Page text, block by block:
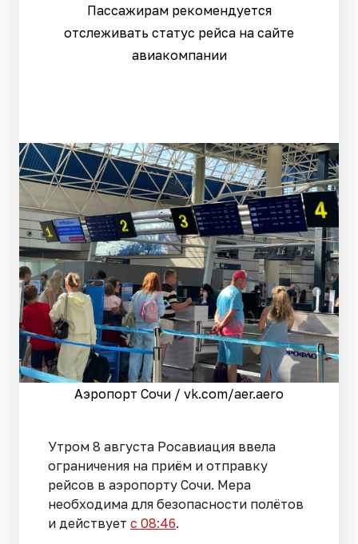
Пассажирам рекомендуется
отслеживать статус рейса на сайте
авиакомпании
Аэропорт Сочи / vk.com/aer.aero
Утром 8 августа Росавиация ввела
ограничения на приём и отправку
рейсов в аэропорту Сочи. Мера
необходима для безопасности полётов
и действует с 08:46.